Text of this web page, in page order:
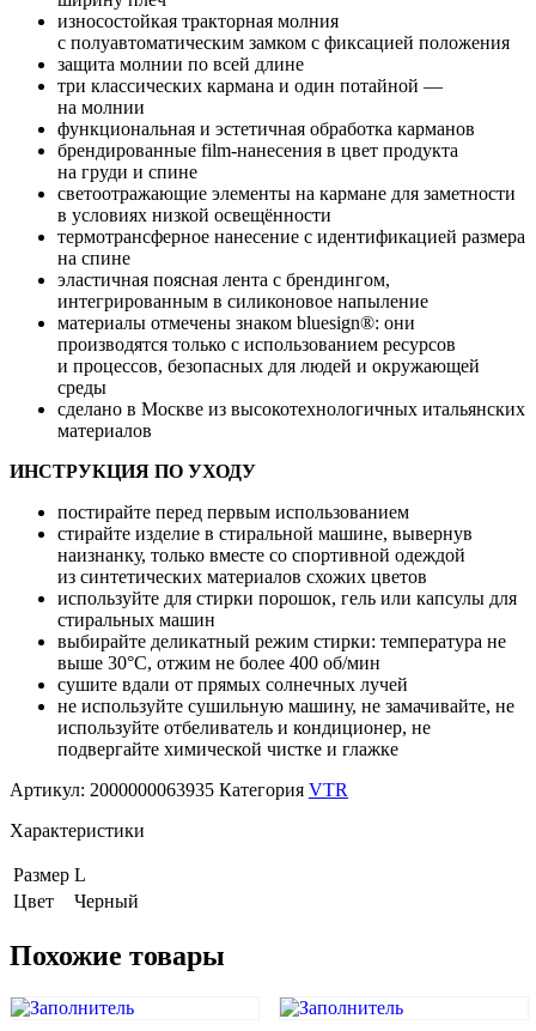
износостойкая тракторная молния
с полуавтоматическим замком с фиксацией положения
защита молнии по всей длине
три классических кармана и один потайной —
на молнии
функциональная и эстетичная обработка карманов
брендированные film-нанесения в цвет продукта
на груди и спине
светоотражающие элементы на кармане для заметности
в условиях низкой освещённости
термотрансферное нанесение с идентификацией размера
на спине
эластичная поясная лента с брендингом,
интегрированным в силиконовое напыление
материалы отмечены знаком bluesign®: они
производятся только с использованием ресурсов
и процессов, безопасных для людей и окружающей
среды
сделано в Москве из высокотехнологичных итальянских
материалов
ИНСТРУКЦИЯ ПО УХОДУ
постирайте перед первым использованием
стирайте изделие в стиральной машине, вывернув
наизнанку, только вместе со спортивной одеждой
из синтетических материалов схожих цветов
используйте для стирки порошок, гель или капсулы для
стиральных машин
выбирайте деликатный режим стирки: температура не
выше 30°С, отжим не более 400 об/мин
сушите вдали от прямых солнечных лучей
не используйте сушильную машину, не замачивайте, не
используйте отбеливатель и кондиционер, не
подвергайте химической чистке и глажке
Артикул: 2000000063935 Категория VTR
Характеристики
Размер L
Цвет
Черный
Похожие товары